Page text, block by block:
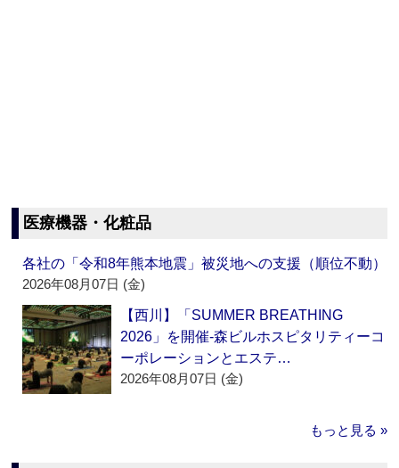
医療機器・化粧品
各社の「令和8年熊本地震」被災地への支援（順位不動）
2026年08月07日 (金)
【西川】「SUMMER BREATHING
2026」を開催‐森ビルホスピタリティーコ
ーポレーションとエステ…
2026年08月07日 (金)
もっと見る »